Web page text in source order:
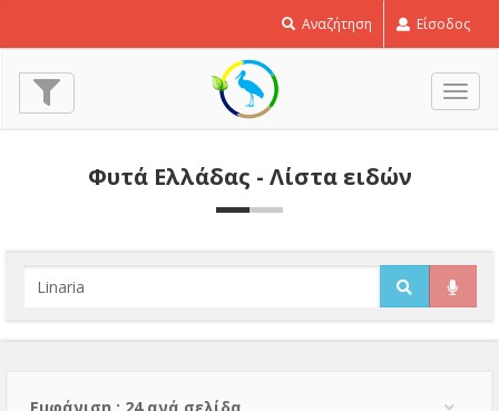
Αναζήτηση Είσοδος
Φυτά Ελλάδας - Λίστα ειδών
Εμφάνιση : 24 ανά σελίδα